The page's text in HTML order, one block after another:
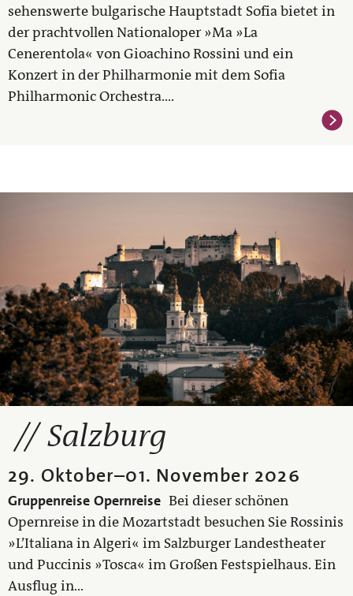
sehenswerte bulgarische Hauptstadt Sofia bietet in
der prachtvollen Nationaloper »Ma »La
Cenerentola« von Gioachino Rossini und ein
Konzert in der Philharmonie mit dem Sofia
Philharmonic Orchestra....
Salzburg
29. Oktober–01. November 2026
Gruppenreise Opernreise Bei dieser schönen
Opernreise in die Mozartstadt besuchen Sie Rossinis
»L’Italiana in Algeri« im Salzburger Landestheater
und Puccinis »Tosca« im Großen Festspielhaus. Ein
Ausflug in...